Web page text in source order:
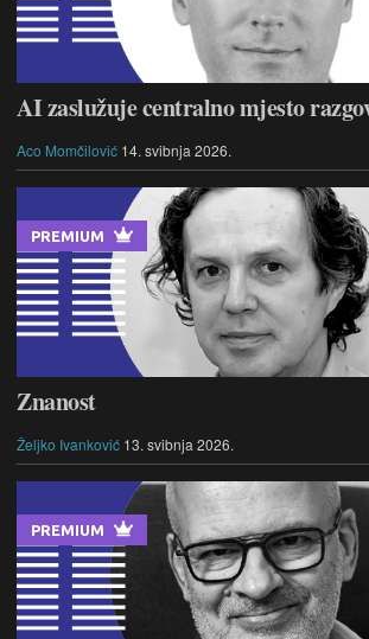
AI zaslužuje centralno mjesto
Aco Momčilović 14. svibnja 2026.
PREMIUM
Znanost
Željko Ivanković 13. svibnja 2026.
PREMIUM